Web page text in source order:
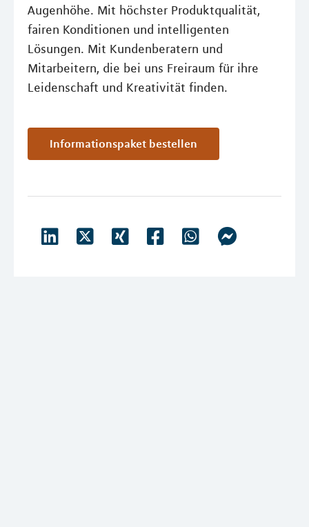
Augenhöhe. Mit höchster Produktqualität,
fairen Konditionen und intelligenten
Lösungen. Mit Kundenberatern und
Mitarbeitern, die bei uns Freiraum für ihre
Leidenschaft und Kreativität finden.
Informationspaket bestellen